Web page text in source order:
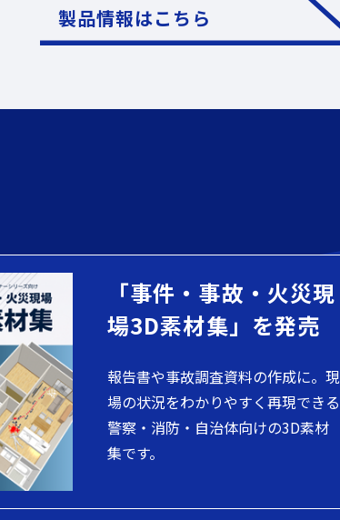
製品情報はこちら
「事件・事故・火災現
場3D素材集」を発売
報告書や事故調査資料の作成に。現
場の状況をわかりやすく再現できる
警察・消防・自治体向けの3D素材
集です。